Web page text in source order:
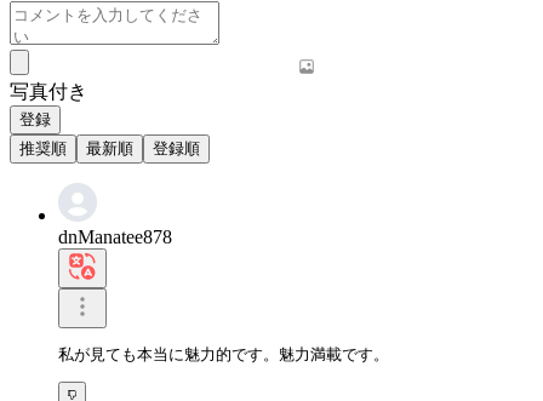
写真付き
登録
推奨順
最新順 登録順
dnManatee878
私が見ても本当に魅力的です。魅力満載です。